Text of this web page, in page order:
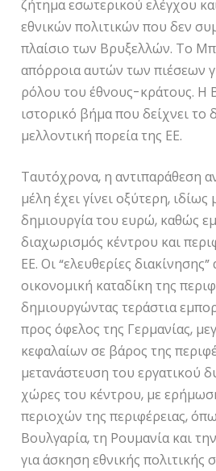
ζήτημα εσωτερικού ελέγχου
εθνικών πολιτικών που δεν
πλαίσιο των Βρυξελλών. Το
απόρροια αυτών των πιέσεων
ρόλου του έθνους-κράτους. Η
ιστορικό βήμα που δείχνει το
μελλοντική πορεία της ΕΕ.
Ταυτόχρονα, η αντιπαράθεση
μέλη έχει γίνει οξύτερη, ιδίως
δημιουργία του ευρώ, καθώς
διαχωρισμός κέντρου και
ΕΕ. Οι “ελευθερίες
οικονομική καταδίκη της
δημιουργώντας τεράστια
προς όφελος της Γερμανίας,
κεφαλαίων σε βάρος της
μετανάστευση του εργατικού
χώρες του κέντρου, με
περιοχών της περιφέρειας,
Βουλγαρία, τη Ρουμανία και
για άσκηση εθνικής